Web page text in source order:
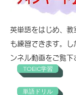
英単語をはじめ、教
も練習できます。し
ンネル動画をご覧下
TOEIC学習
単語ドリル